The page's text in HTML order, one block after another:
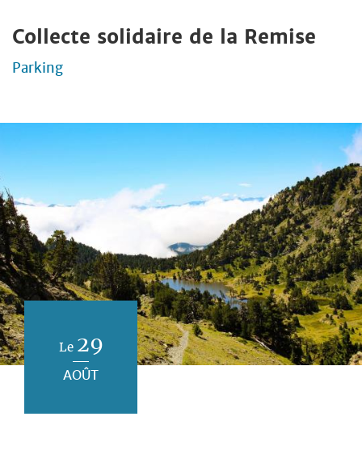
Collecte solidaire de la Remise
Parking
Le 29
AOÛT